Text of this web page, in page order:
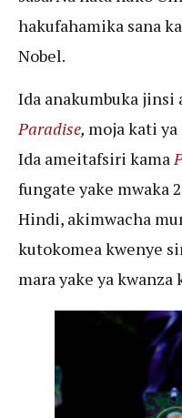
hakufahamika sana
Nobel.
Ida anakumbuka jinsi
Paradise, moja kati ya
Ida ameitafsiri kama
fungate yake mwaka
Hindi, akimwacha
kutokomea kwenye
mara yake ya kwanza